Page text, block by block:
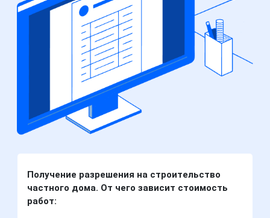
Получение разрешения на строительство
частного дома. От чего зависит стоимость
работ: